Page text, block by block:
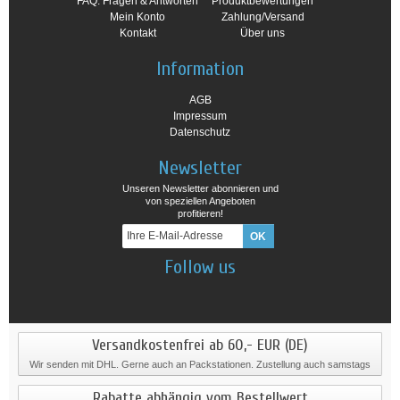
Mein Konto
Kontakt
Zahlung/Versand
Über uns
Information
AGB
Impressum
Datenschutz
Newsletter
Unseren Newsletter abonnieren und
von speziellen Angeboten
profitieren!
Follow us
Versandkostenfrei ab 60,- EUR (DE)
Wir senden mit DHL. Gerne auch an Packstationen. Zustellung auch samstags